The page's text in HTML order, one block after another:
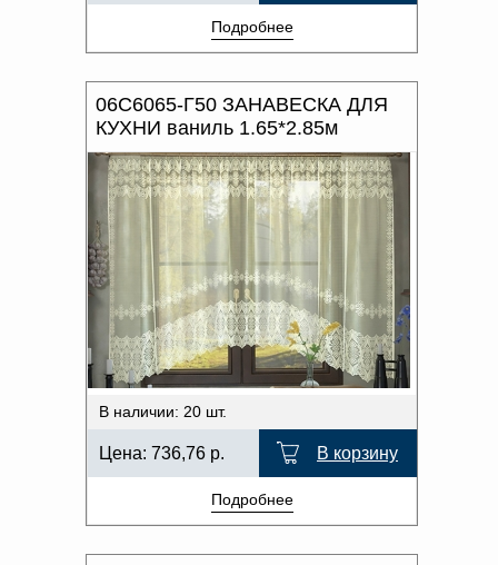
Подробнее
06С6065-Г50 ЗАНАВЕСКА ДЛЯ
КУХНИ ваниль 1.65*2.85м
В наличии: 20 шт.
Цена: 736,76 р. В корзину
Подробнее